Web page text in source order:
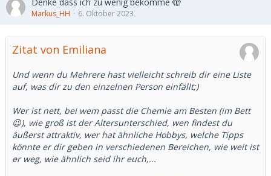
Markus_HH 6. Oktober 2023
Zitat von Emiliana
Und wenn du Mehrere hast vielleicht schreib dir eine Liste
auf, was dir zu den einzelnen Person einfällt;)
Wer ist nett, bei wem passt die Chemie am Besten (im Bett
😉), wie groß ist der Altersunterschied, wen findest du
äußerst attraktiv, wer hat ähnliche Hobbys, welche Tipps
könnte er dir geben in verschiedenen Bereichen, wie weit ist
er weg, wie ähnlich seid ihr euch,...